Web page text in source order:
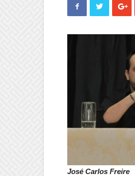
José Carlos Freire